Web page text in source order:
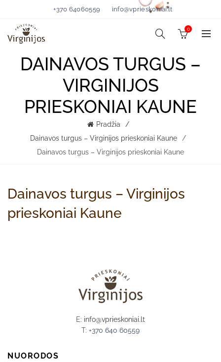
+370 64060559 info@vprieskoniai.lt
0
DAINAVOS TURGUS –
VIRGINIJOS
PRIESKONIAI KAUNE
Pradžia
Dainavos turgus – Virginijos prieskoniai Kaune
Dainavos turgus – Virginijos prieskoniai Kaune
Dainavos turgus – Virginijos
prieskoniai Kaune
E: info@vprieskoniai.lt
T: +370 640 60559
NUORODOS